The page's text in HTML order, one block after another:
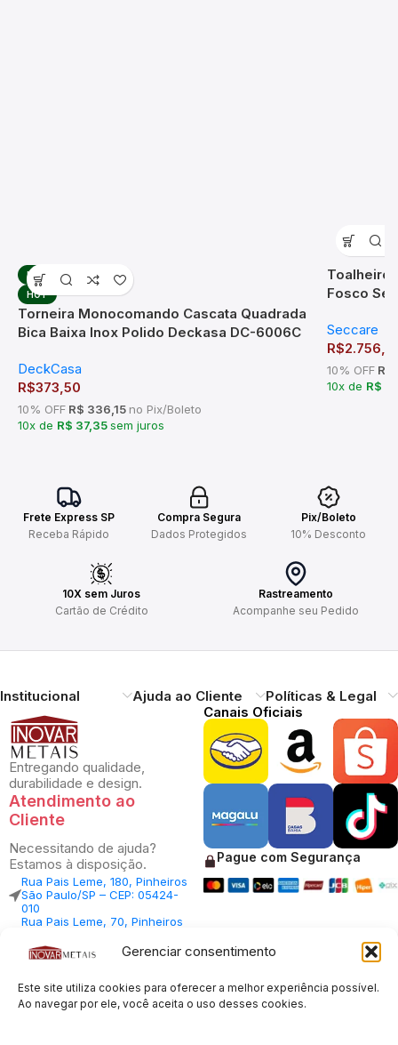
Gerenciar consentimento
Este site utiliza cookies para oferecer a melhor experiência possível.
Ao navegar por ele, você aceita o uso desses cookies.
HOT
HOT
Torneira Monocomando Cascata Quadrada
Bica Baixa Inox Polido Deckasa DC-6006C
DeckCasa
R$373,50
10% OFF R$ 336,15 no Pix/Boleto
10x de R$ 37,35sem juros
Toalheiro
Fosco
Seccare
R$
10% OFF
10x de R$
Frete Express SP
Receba Rápido
Compra Segura
Dados Protegidos
Pix/Boleto
10% Desconto
10X sem Juros
Cartão de Crédito
Rastreamento
Acompanhe seu Pedido
Institucional Ajuda ao Cliente Políticas & Legal
Entregando qualidade,
durabilidade e design.
Atendimento ao
Cliente
Necessitando de ajuda?
Estamos à disposição.
Rua Pais Leme, 180, Pinheiros
São Paulo/SP – CEP: 05424-
010
Rua Pais Leme, 70, Pinheiros
010
Central Vendas: (11) 98812-
Central Atendimento: (11)
94535-7237
Canais Oficiais
Pague com Segurança